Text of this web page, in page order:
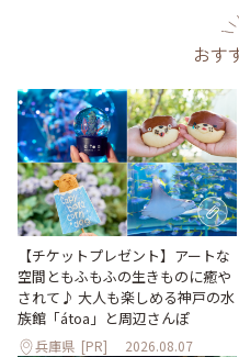
おす
【チケットプレゼント】アートな
空間ともふもふの生きものに癒や
されて♪ 大人も楽しめる神戸の水
族館「átoa」と周辺さんぽ
兵庫県 [PR] 2026.08.07